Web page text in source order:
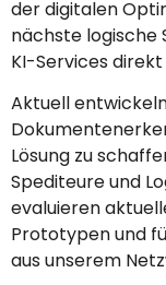
der digitalen
nächste logische
KI-Services
Aktuell
Lösung zu
Spediteure und
evaluieren
Prototypen und
aus unserem